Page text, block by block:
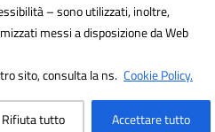
– sono utilizzati, inoltre,
messi a disposizione da Web
sito, consulta la ns. Cookie Policy.
Rifiuta tutto Accettare tutto